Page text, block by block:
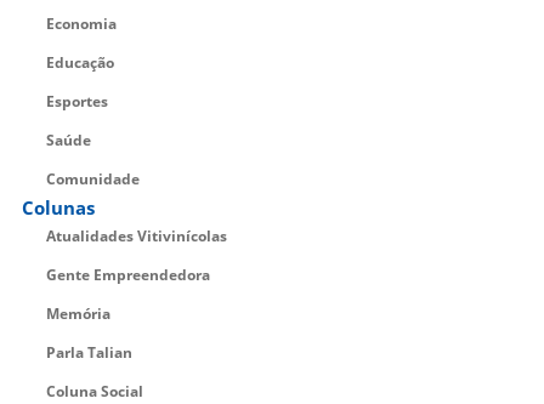
Economia
Educação
Esportes
Saúde
Comunidade
Colunas
Atualidades Vitivinícolas
Gente Empreendedora
Memória
Parla Talian
Coluna Social